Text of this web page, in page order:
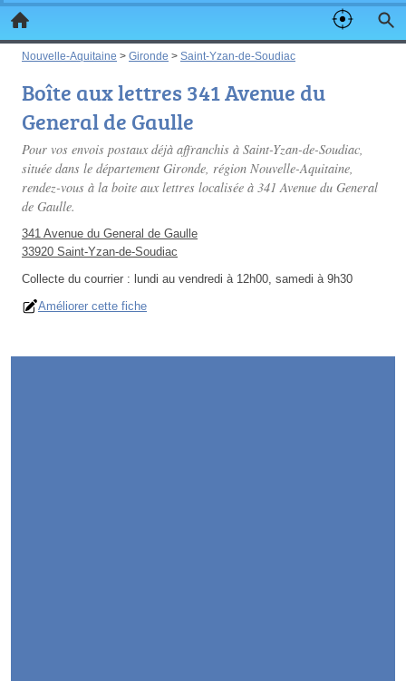
Nouvelle-Aquitaine > Gironde > Saint-Yzan-de-Soudiac
Boîte aux lettres 341 Avenue du
General de Gaulle
Pour vos envois postaux déjà affranchis à Saint-Yzan-de-Soudiac,
située dans le département Gironde, région Nouvelle-Aquitaine,
rendez-vous à la boite aux lettres localisée à 341 Avenue du General
de Gaulle.
341 Avenue du General de Gaulle
33920 Saint-Yzan-de-Soudiac
Collecte du courrier : lundi au vendredi à 12h00, samedi à 9h30
Améliorer cette fiche